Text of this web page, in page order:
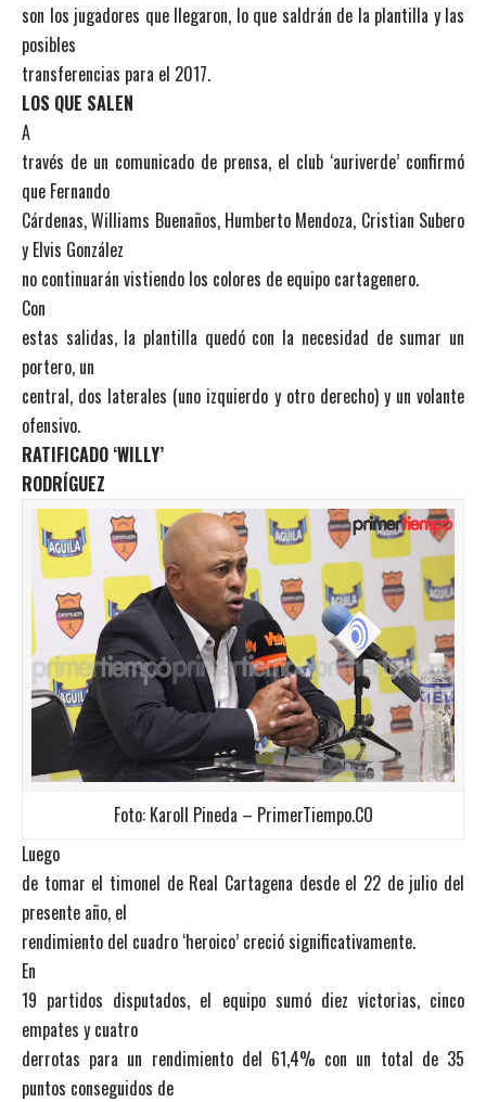
son los jugadores que llegaron, lo que saldrán de la plantilla y las
posibles
transferencias para el 2017.
LOS QUE SALEN
A
través de un comunicado de prensa, el club ‘auriverde’ confirmó
que Fernando
Cárdenas, Williams Buenaños, Humberto Mendoza, Cristian Subero
y Elvis González
no continuarán vistiendo los colores de equipo cartagenero.
Con
estas salidas, la plantilla quedó con la necesidad de sumar un
portero, un
central, dos laterales (uno izquierdo y otro derecho) y un volante
ofensivo.
RATIFICADO ‘WILLY’
RODRÍGUEZ
Foto: Karoll Pineda – PrimerTiempo.CO
Luego
de tomar el timonel de Real Cartagena desde el 22 de julio del
presente año, el
rendimiento del cuadro ‘heroico’ creció significativamente.
En
19 partidos disputados, el equipo sumó diez victorias, cinco
empates y cuatro
derrotas para un rendimiento del 61,4% con un total de 35
puntos conseguidos de